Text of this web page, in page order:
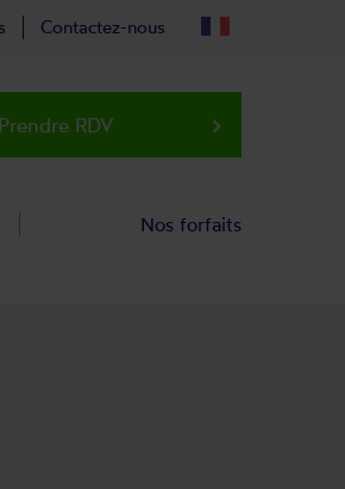
Contactez-nous
Prendre RDV keyboard_arrow_right
Nos forfaits